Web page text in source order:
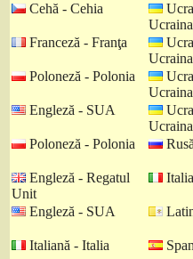
Cehă - Cehia
Ucraina
Franceză - Franţa
Ucraina
Poloneză - Polonia
Ucraina
Engleză - SUA
Ucraina
Poloneză - Polonia
Engleză - Regatul
Unit
Engleză - SUA
Italiană - Italia